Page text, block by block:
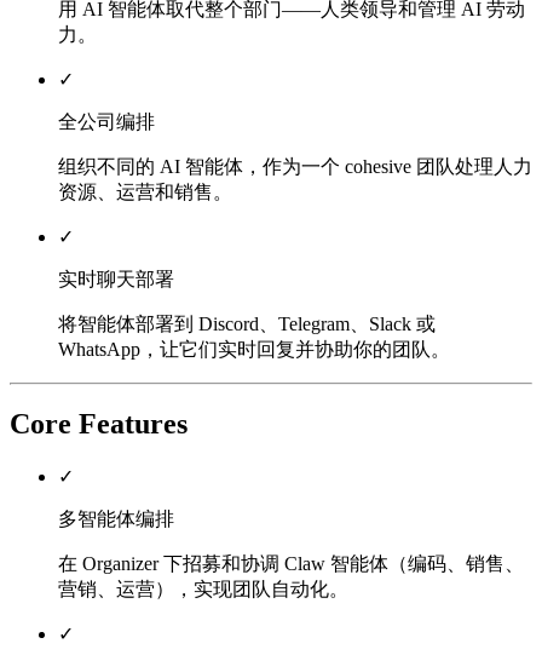
用 AI 智能体取代整个部门——人类领导和管理 AI 劳动
力。
✓
全公司编排
组织不同的 AI 智能体，作为一个 cohesive 团队处理人力
资源、运营和销售。
✓
实时聊天部署
将智能体部署到 Discord、Telegram、Slack 或
WhatsApp，让它们实时回复并协助你的团队。
Core Features
✓
多智能体编排
在 Organizer 下招募和协调 Claw 智能体（编码、销售、
营销、运营），实现团队自动化。
✓